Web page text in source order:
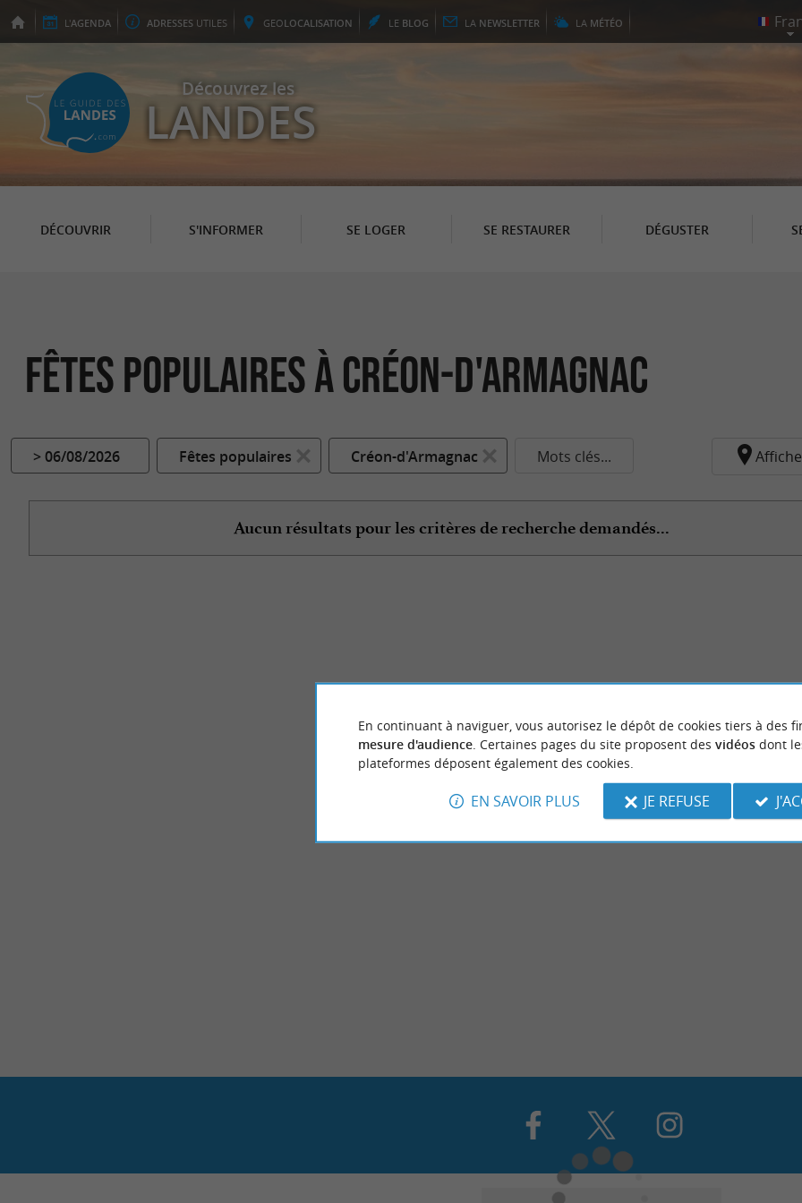
L'AGENDA ADRESSES UTILES GEOLOCALISATION LE BLOG LA NEWSLETTER LA MÉTÉO
Découvrez les
LANDES
DÉCOUVRIR S'INFORMER SE LOGER SE RESTAURER DÉGUSTER
Fêtes populaires à Créon-d'Armagnac
> 06/08/2026 Fêtes populaires Créon-d'Armagnac Mots clés...
Aucun résultats pour les critères de recherche demandés...
En continuant à naviguer, vous autorisez le dépôt de cookies tiers à des
mesure d'audience. Certaines pages du site proposent des vidéosdont
plateformes déposent également des cookies.
EN SAVOIR PLUS JE REFUSE